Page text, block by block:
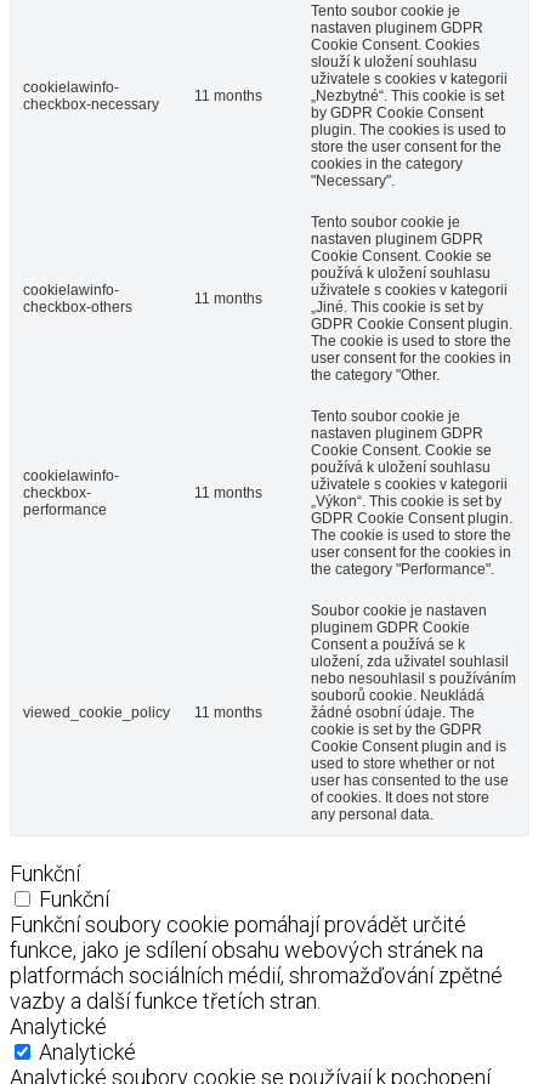
cookielawinfo-
checkbox-necessary
11 months
Tento soubor cookie je
nastaven pluginem GDPR
Cookie Consent. Cookies
slouží k uložení souhlasu
uživatele s cookies v kategorii
„Nezbytné“. This cookie is set
by GDPR Cookie Consent
plugin. The cookies is used to
store the user consent for the
cookies in the category
"Necessary".
cookielawinfo-
checkbox-others
11 months
Tento soubor cookie je
nastaven pluginem GDPR
Cookie Consent. Cookie se
používá k uložení souhlasu
uživatele s cookies v kategorii
„Jiné. This cookie is set by
GDPR Cookie Consent plugin.
The cookie is used to store the
user consent for the cookies in
the category "Other.
cookielawinfo-
checkbox-
performance
11 months
Tento soubor cookie je
nastaven pluginem GDPR
Cookie Consent. Cookie se
používá k uložení souhlasu
uživatele s cookies v kategorii
„Výkon“. This cookie is set by
GDPR Cookie Consent plugin.
The cookie is used to store the
user consent for the cookies in
the category "Performance".
viewed_cookie_policy 11 months
Soubor cookie je nastaven
pluginem GDPR Cookie
Consent a používá se k
uložení, zda uživatel souhlasil
nebo nesouhlasil s používáním
souborů cookie. Neukládá
žádné osobní údaje. The
cookie is set by the GDPR
Cookie Consent plugin and is
used to store whether or not
user has consented to the use
of cookies. It does not store
any personal data.
Funkční
Funkční
Funkční soubory cookie pomáhají provádět určité
funkce, jako je sdílení obsahu webových stránek na
platformách sociálních médií, shromažďování zpětné
vazby a další funkce třetích stran.
Analytické
Analytické
Analytické soubory cookie se používají k pochopení